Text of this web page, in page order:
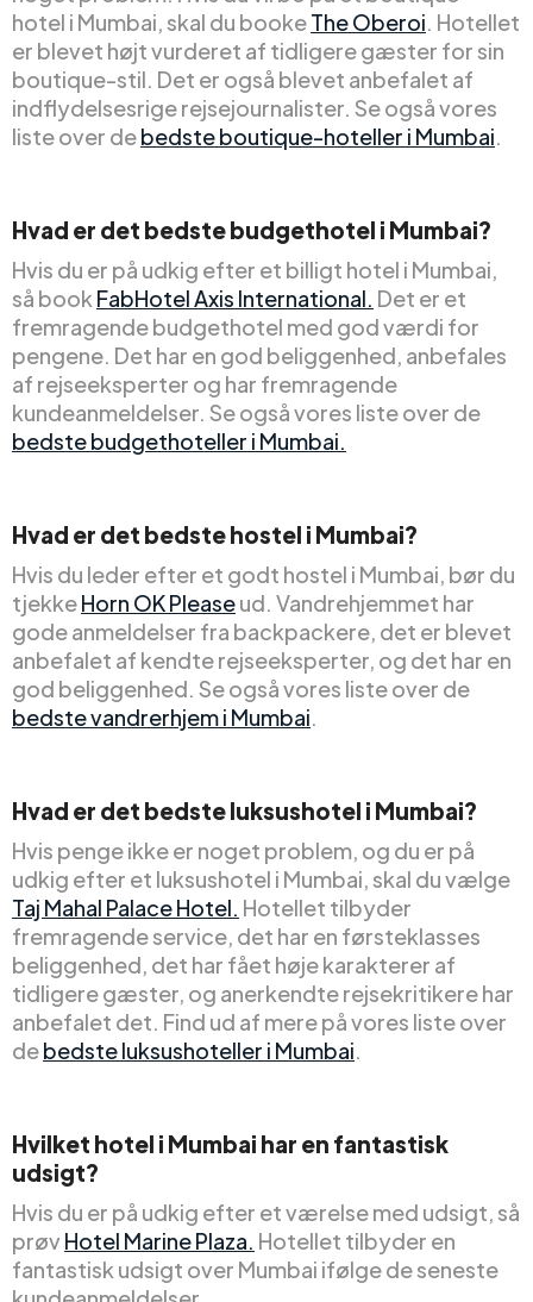
hotel i Mumbai, skal du bookeThe Oberoi. Hotellet
er blevet højt vurderet af tidligere gæster for sin
boutique-stil. Det er også blevet anbefalet af
indflydelsesrige rejsejournalister. Se også vores
liste over debedste boutique-hoteller i Mumbai.
Hvad er det bedste budgethotel i Mumbai?
Hvis du er på udkig efter et billigt hotel i Mumbai,
så book FabHotel Axis International. Det er et
fremragende budgethotel med god værdi for
pengene. Det har en god beliggenhed, anbefales
af rejseeksperter og har fremragende
kundeanmeldelser. Se også vores liste over de
bedste budgethoteller i Mumbai.
Hvad er det bedste hostel i Mumbai?
Hvis du leder efter et godt hostel i Mumbai, bør du
tjekkeHorn OK Pleaseud. Vandrehjemmet har
gode anmeldelser fra backpackere, det er blevet
anbefalet af kendte rejseeksperter, og det har en
god beliggenhed. Se også vores liste over de
bedste vandrerhjem i Mumbai.
Hvad er det bedste luksushotel i Mumbai?
Hvis penge ikke er noget problem, og du er på
udkig efter et luksushotel i Mumbai, skal du vælge
Taj Mahal Palace Hotel. Hotellet tilbyder
fremragende service, det har en førsteklasses
beliggenhed, det har fået høje karakterer af
tidligere gæster, og anerkendte rejsekritikere har
anbefalet det. Find ud af mere på vores liste over
debedste luksushoteller i Mumbai.
Hvilket hotel i Mumbai har en fantastisk
udsigt?
Hvis du er på udkig efter et værelse med udsigt, så
prøv Hotel Marine Plaza. Hotellet tilbyder en
fantastisk udsigt over Mumbai ifølge de seneste